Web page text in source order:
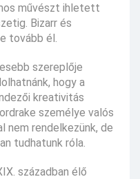
művészt ihletett
Bizarr és
tovább él.
szereplője
hogy a
kreativitás
személye valós
nem rendelkezünk, de
tudhatunk róla.
században élő